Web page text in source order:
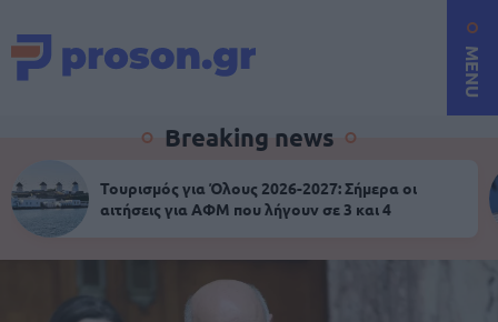
MENU
Breaking news
Τουρισμός για Όλους 2026-2027: Σήμερα οι
αιτήσεις για ΑΦΜ που λήγουν σε 3 και 4